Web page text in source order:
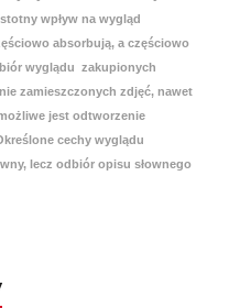
wpływ na wygląd
absorbują, a częściowo
wyglądu zakupionych
zamieszczonych zdjęć, nawet
jest odtworzenie
cechy wyglądu
lecz odbiór opisu słownego